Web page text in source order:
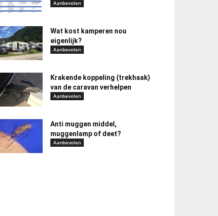
Aanbevolen
Wat kost kamperen nou
eigenlijk?
Aanbevolen
Krakende koppeling (trekhaak)
van de caravan verhelpen
Aanbevolen
Anti muggen middel,
muggenlamp of deet?
Aanbevolen